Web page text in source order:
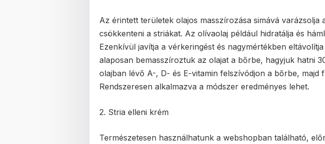
Az érintett területek olajos masszírozása simává varázsolja
csökkenteni a striákat. Az olívaolaj például hidratálja és
Ezenkívül javítja a vérkeringést és nagymértékben
alaposan bemasszíroztuk az olajat a bőrbe, hagyjuk hatni
olajban lévő A-, D- és E-vitamin felszívódjon a bőrbe, majd
Rendszeresen alkalmazva a módszer eredményes lehet.
2. Stria elleni krém
Természetesen használhatunk a webshopban található,